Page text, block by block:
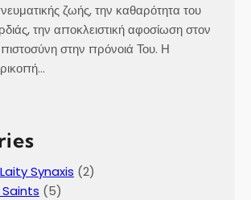
ζωής, την καθαρότητα του
την αποκλειστική αφοσίωση στον
στην πρόνοιά Του. Η
Synaxis (2)
(5)